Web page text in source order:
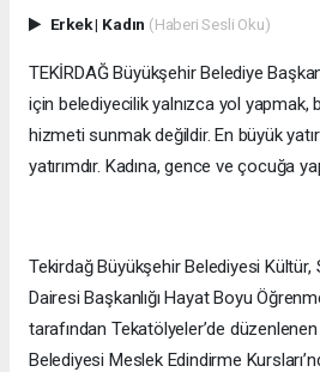
Erkek| Kadın (Haberi Sesli Oku)
TEKİRDAĞ Büyükşehir Belediye
için belediyecilik yalnızca yol yapmak,
hizmeti sunmak değildir. En büyük
yatırımdır. Kadına, gence ve çocuğa
Tekirdağ Büyükşehir Belediyesi
Dairesi Başkanlığı Hayat Boyu
tarafından Tekatölyeler’de
Belediyesi Meslek Edindirme